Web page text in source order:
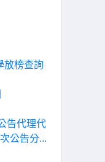
放榜查詢
告代理代
公告分...